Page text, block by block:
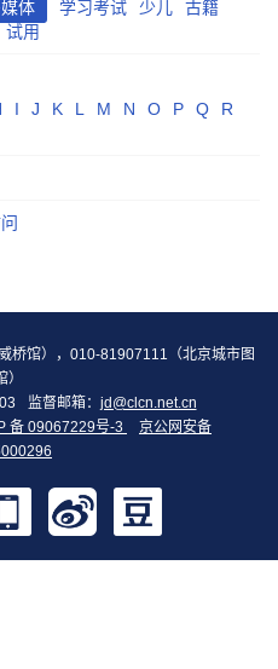
体 学习考试 少儿
古籍
试用
I J K L M N O P Q
R
桥馆），010-81907111（北京城市图
）
监督邮箱： jd@clcn.net.cn
备 09067229号-3
京公网安备